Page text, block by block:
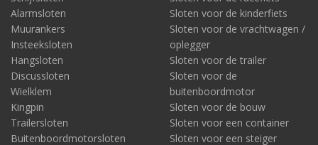
Alarmsloten
Muurankers
Insteeksloten
Hangsloten
Discussloten
Wielklem
Kingpin
Trailersloten
Buitenboordmotorsloten
Sloten voor de kinderfiets
Sloten voor de vrachtwagen /
oplegger
Sloten voor de trailer
Sloten voor de
buitenboordmotor
Sloten voor de bouw
Sloten voor een container
Sloten voor een steiger